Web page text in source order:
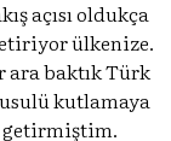
açısı oldukça
ülkenize.
ara baktık Türk
kutlamaya
getirmiştim.